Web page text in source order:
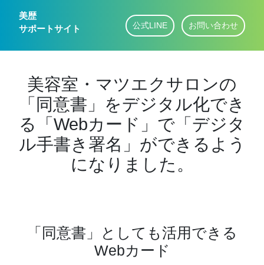
美歴
サポートサイト
公式LINE お問い合わせ
美容室・マツエクサロンの
「同意書」をデジタル化でき
る「Webカード」で「デジタ
ル手書き署名」ができるよう
になりました。
「同意書」としても活用できる
Webカード